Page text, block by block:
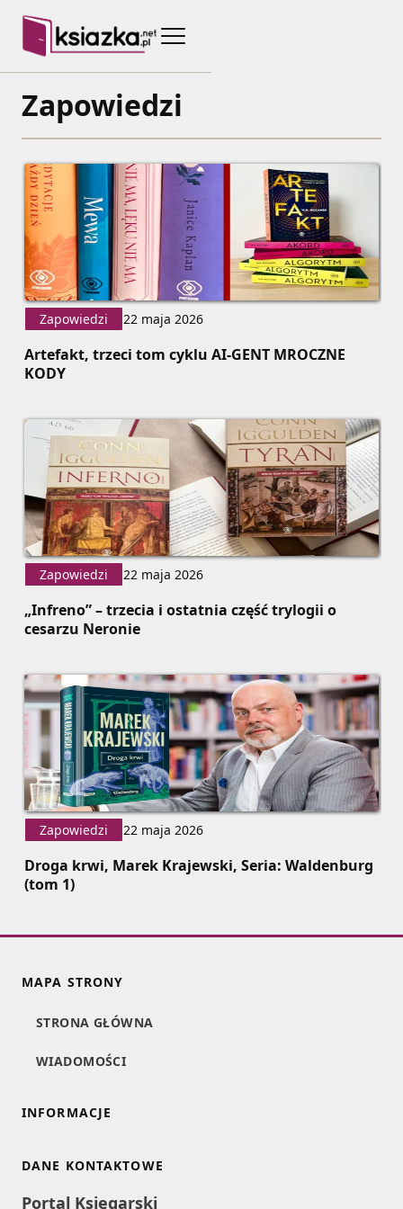
Zapowiedzi
Zapowiedzi 22 maja 2026
Artefakt, trzeci tom cyklu AI-GENT MROCZNE
KODY
Zapowiedzi 22 maja 2026
„Infreno” – trzecia i ostatnia część trylogii o
cesarzu Neronie
Zapowiedzi 22 maja 2026
Droga krwi, Marek Krajewski, Seria: Waldenburg
(tom 1)
MAPA STRONY
STRONA GŁÓWNA
WIADOMOŚCI
INFORMACJE
DANE KONTAKTOWE
Portal Księgarski